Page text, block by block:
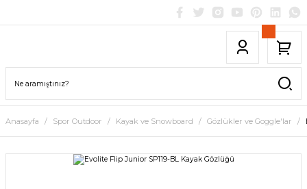
Anasayfa Spor Outdoor Kayak ve Snowboard Gözlükler ve Goggle'lar